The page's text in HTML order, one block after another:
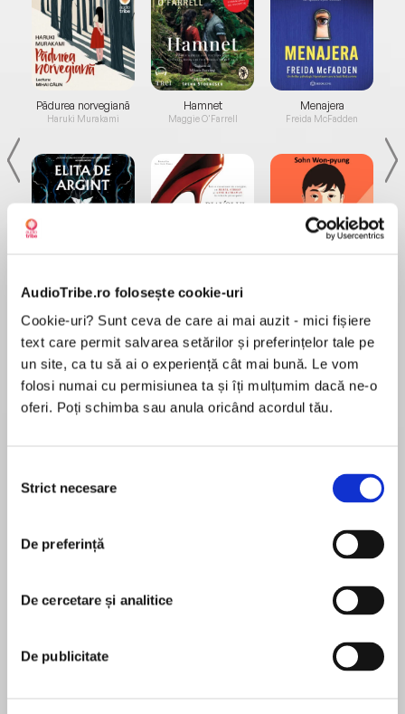
AudioTribe.ro folosește cookie-uri
Cookie-uri? Sunt ceva de care ai mai auzit - mici fișiere
text care permit salvarea setărilor și preferințelor tale pe
un site, ca tu să ai o experiență cât mai bună. Le vom
folosi numai cu permisiunea ta și îți mulțumim dacă ne-o
oferi. Poți schimba sau anula oricând acordul tău.
consimțământului
Strict necesare
De preferință
De cercetare și analitice
De publicitate
Pădurea norvegiană
Haruki Murakami
de...
Dani Francis
Hamnet
Maggie O'Farrell
la...
Lauren Weisberger
Menajera
Freida McFadden
Desprecarte
‘An absolute gem’ Sunday Times
traditions, Diane Purkiss invites readers on a
the development of recipes and rituals for
mealtimes such as breakfast, lunch, and dinner,
to show how food has been both a reflection of
and inspiration for social continuity and change.
În acest moment nu există recenzii
Diane Purkiss
Diane Purkiss is a Professor of English Literature at
Oxford and fellow of Keble College. She is the